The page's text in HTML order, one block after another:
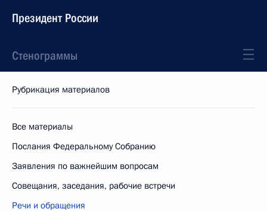
Президент России
Стенограммы
Рубрикация материалов
Все материалы
Послания Федеральному Собранию
Заявления по важнейшим вопросам
Совещания, заседания, рабочие встречи
Речи и обращения